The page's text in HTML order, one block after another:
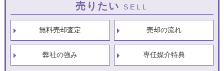
売りたい SELL
無料売却査定 売却の流れ
弊社の強み 専任媒介特典